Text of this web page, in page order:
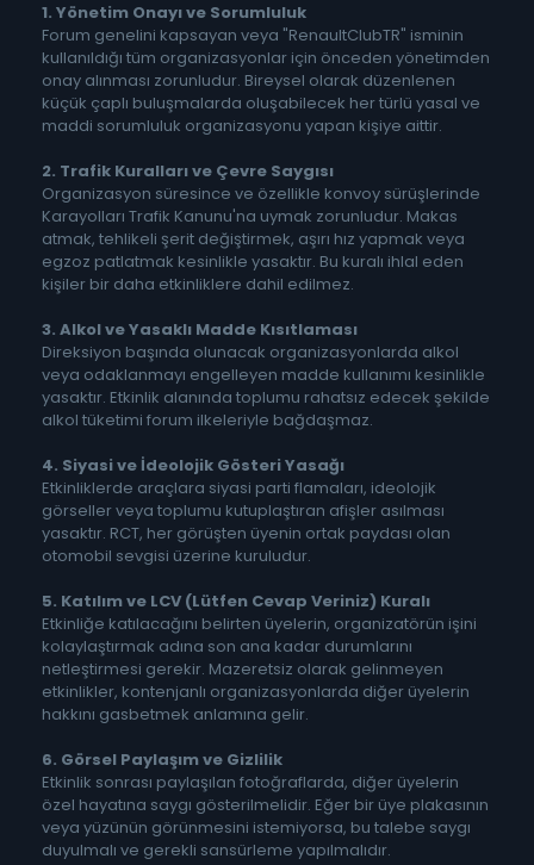
1. Yönetim Onayı ve Sorumluluk
Forum genelini kapsayan veya "RenaultClubTR" isminin
kullanıldığı tüm organizasyonlar için önceden yönetimden
onay alınması zorunludur. Bireysel olarak düzenlenen
küçük çaplı buluşmalarda oluşabilecek her türlü yasal ve
maddi sorumluluk organizasyonu yapan kişiye aittir.
2. Trafik Kuralları ve Çevre Saygısı
Organizasyon süresince ve özellikle konvoy sürüşlerinde
Karayolları Trafik Kanunu'na uymak zorunludur. Makas
atmak, tehlikeli şerit değiştirmek, aşırı hız yapmak veya
egzoz patlatmak kesinlikle yasaktır. Bu kuralı ihlal eden
kişiler bir daha etkinliklere dahil edilmez.
3. Alkol ve Yasaklı Madde Kısıtlaması
Direksiyon başında olunacak organizasyonlarda alkol
veya odaklanmayı engelleyen madde kullanımı kesinlikle
yasaktır. Etkinlik alanında toplumu rahatsız edecek şekilde
alkol tüketimi forum ilkeleriyle bağdaşmaz.
4. Siyasi ve İdeolojik Gösteri Yasağı
Etkinliklerde araçlara siyasi parti flamaları, ideolojik
görseller veya toplumu kutuplaştıran afişler asılması
yasaktır. RCT, her görüşten üyenin ortak paydası olan
otomobil sevgisi üzerine kuruludur.
5. Katılım ve LCV (Lütfen Cevap Veriniz) Kuralı
Etkinliğe katılacağını belirten üyelerin, organizatörün işini
kolaylaştırmak adına son ana kadar durumlarını
netleştirmesi gerekir. Mazeretsiz olarak gelinmeyen
etkinlikler, kontenjanlı organizasyonlarda diğer üyelerin
hakkını gasbetmek anlamına gelir.
6. Görsel Paylaşım ve Gizlilik
Etkinlik sonrası paylaşılan fotoğraflarda, diğer üyelerin
özel hayatına saygı gösterilmelidir. Eğer bir üye plakasının
veya yüzünün görünmesini istemiyorsa, bu talebe saygı
duyulmalı ve gerekli sansürleme yapılmalıdır.